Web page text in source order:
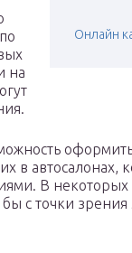
Онлайн
на
в автосалонах,
В некоторых
бы с точки